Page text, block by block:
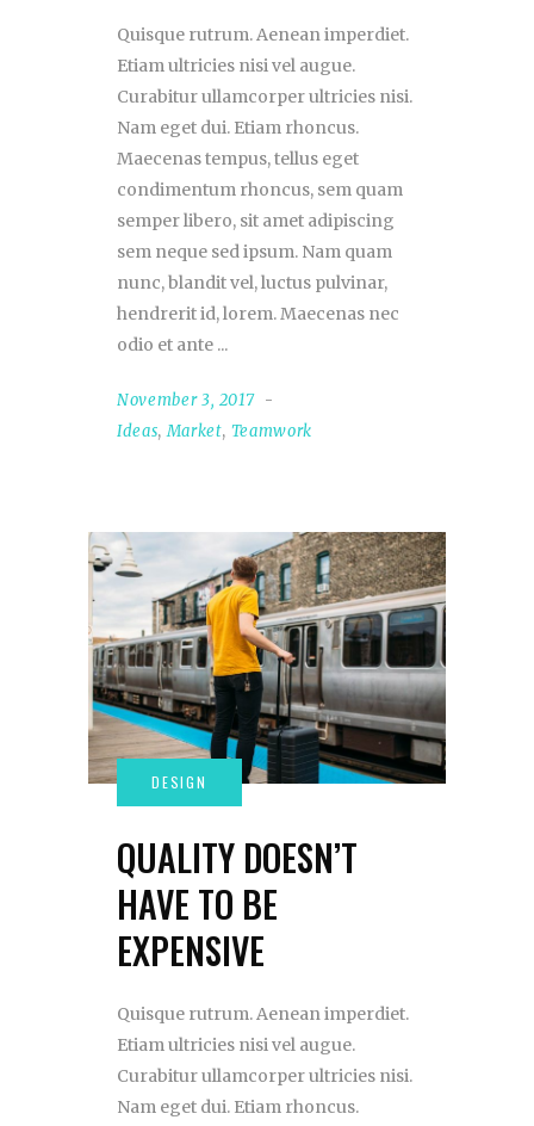
Quisque rutrum. Aenean imperdiet.
Etiam ultricies nisi vel augue.
Curabitur ullamcorper ultricies nisi.
Nam eget dui. Etiam rhoncus.
Maecenas tempus, tellus eget
condimentum rhoncus, sem quam
semper libero, sit amet adipiscing
sem neque sed ipsum. Nam quam
nunc, blandit vel, luctus pulvinar,
hendrerit id, lorem. Maecenas nec
odio et ante
November 3, 2017
Ideas,Market, Teamwork
QUALITY DOESN’T
HAVE TO BE
EXPENSIVE
Quisque rutrum. Aenean imperdiet.
Etiam ultricies nisi vel augue.
Curabitur ullamcorper ultricies nisi.
Nam eget dui. Etiam rhoncus.